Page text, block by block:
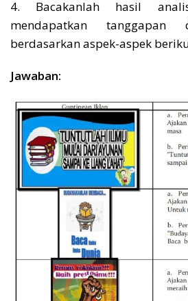
4. Bacakanlah hasil
mendapatkan tanggapan
berdasarkan aspek-aspek
Jawaban: